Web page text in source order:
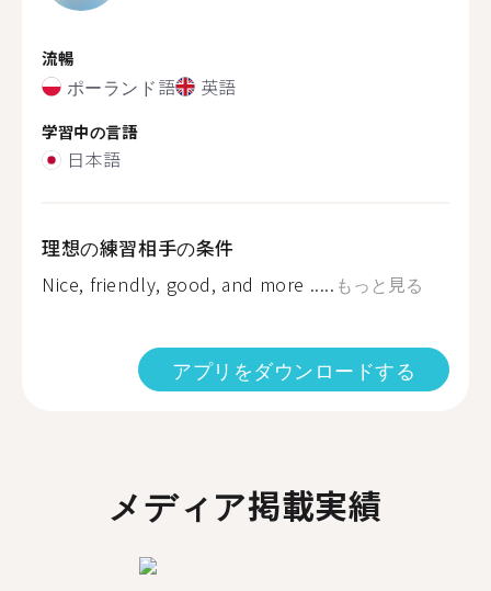
流暢
ポーランド語 英語
学習中の言語
日本語
理想の練習相手の条件
Nice, friendly, good, and more ..... もっと見る
アプリをダウンロードする
メディア掲載実績